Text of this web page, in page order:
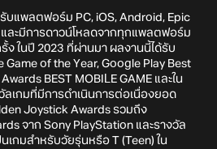
บแพลตฟอร์ม PC, iOS, Android, Epic
และมีการดาวน์โหลดจากทุกแพลตฟอร์ม
ง ในปี 2023 ที่ผ่านมา ผลงานนี้ได้รับ
Game of the Year, Google Play Best
BEST MOBILE GAME และใน
ลเกมที่มีการดำเนินการต่อเนื่องยอด
Joystick Awards รวมถึง
จาก Sony PlayStation และรางวัล
เกมสำหรับวัยรุ่นหรือ T (Teen) ใน